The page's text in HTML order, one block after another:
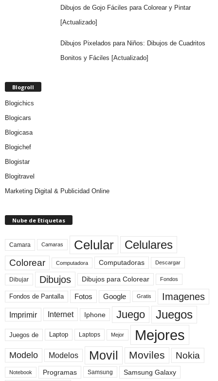
Dibujos de Gojo Fáciles para Colorear y Pintar
[Actualizado]
Dibujos Pixelados para Niños: Dibujos de Cuadritos
Bonitos y Fáciles [Actualizado]
Blogroll
Blogichics
Blogicars
Blogicasa
Blogichef
Blogistar
Blogitravel
Marketing Digital & Publicidad Online
Nube de Etiquetas
Camara Camaras Celular Celulares
Colorear Computadora Computadoras Descargar
Dibujar Dibujos Dibujos para Colorear Fondos
Fondos de Pantalla Fotos Google Gratis Imagenes
Imprimir Internet Iphone Juego Juegos
Juegos de Laptop Laptops Mejor Mejores
Modelo Modelos Movil Moviles Nokia
Notebook Programas Samsung Samsung Galaxy